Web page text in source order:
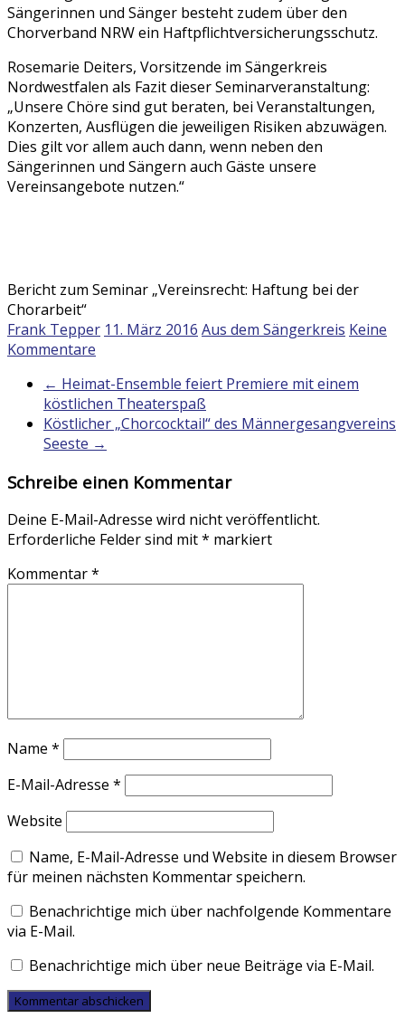
Sängerinnen und Sänger besteht zudem über den
Chorverband NRW ein Haftpflichtversicherungsschutz.
Rosemarie Deiters, Vorsitzende im Sängerkreis
Nordwestfalen als Fazit dieser Seminarveranstaltung:
„Unsere Chöre sind gut beraten, bei Veranstaltungen,
Konzerten, Ausflügen die jeweiligen Risiken abzuwägen.
Dies gilt vor allem auch dann, wenn neben den
Sängerinnen und Sängern auch Gäste unsere
Vereinsangebote nutzen.“
Bericht zum Seminar „Vereinsrecht: Haftung bei der
Chorarbeit“
Frank Tepper 11. März 2016 Aus dem Sängerkreis Keine
Kommentare
← Heimat-Ensemble feiert Premiere mit einem
köstlichen Theaterspaß
Köstlicher „Chorcocktail“ des Männergesangvereins
Seeste →
Schreibe einen Kommentar
Deine E-Mail-Adresse wird nicht veröffentlicht.
Erforderliche Felder sind mit* markiert
Kommentar*
Name *
E-Mail-Adresse *
Website
Name, E-Mail-Adresse und Website in diesem Browser
für meinen nächsten Kommentar speichern.
Benachrichtige mich über nachfolgende Kommentare
via E-Mail.
Benachrichtige mich über neue Beiträge via E-Mail.